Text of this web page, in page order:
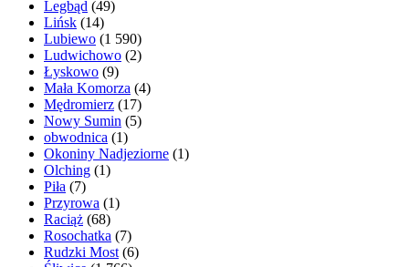
Legbąd (49)
Lińsk (14)
Lubiewo (1 590)
Ludwichowo (2)
Łyskowo (9)
Mała Komorza (4)
Mędromierz (17)
Nowy Sumin (5)
obwodnica (1)
Okoniny Nadjeziorne (1)
Olching (1)
Piła (7)
Przyrowa (1)
Raciąż (68)
Rosochatka (7)
Rudzki Most (6)